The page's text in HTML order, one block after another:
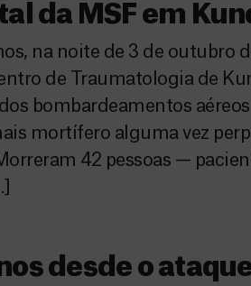
da MSF em
na noite de 3 de outubro
de Traumatologia de
bombardeamentos
mortífero alguma vez
42 pessoas —
desde o